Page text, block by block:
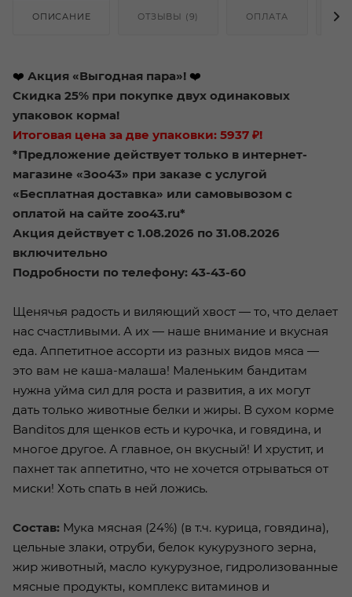
ОПИСАНИЕ ОТЗЫВЫ (9) ОПЛАТА
❤️ Акция «Выгодная пара»! ❤️
Скидка 25% при покупке двух одинаковых
упаковок корма!
Итоговая цена за две упаковки: 5937 ₽!
*Предложение действует только в интернет-
магазине «Зоо43» при заказе с услугой
«Бесплатная доставка» или самовывозом с
оплатой на сайте zoo43.ru*
Акция действует с 1.08.2026 по 31.08.2026
включительно
Подробности по телефону: 43-43-60
Щенячья радость и виляющий хвост — то, что делает
нас счастливыми. А их — наше внимание и вкусная
еда. Аппетитное ассорти из разных видов мяса —
это вам не каша-малаша! Маленьким бандитам
нужна уйма сил для роста и развития, а их могут
дать только животные белки и жиры. В сухом корме
Banditos для щенков есть и курочка, и говядина, и
многое другое. А главное, он вкусный! И хрустит, и
пахнет так аппетитно, что не хочется отрываться от
миски! Хоть спать в ней ложись.
Состав: Мука мясная (24%) (в т.ч. курица, говядина),
цельные злаки, отруби, белок кукурузного зерна,
жир животный, масло кукурузное, гидролизованные
мясные продукты, комплекс витаминов и